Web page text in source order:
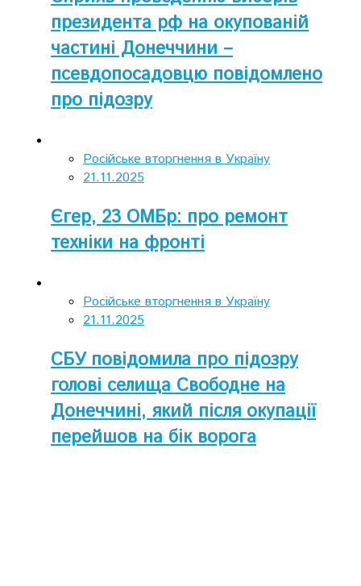
президента рф на окупованій
частині Донеччини –
псевдопосадовцю повідомлено
про підозру
Російське вторгнення в Україну
21.11.2025
Єгер, 23 ОМБр: про ремонт
техніки на фронті
Російське вторгнення в Україну
21.11.2025
СБУ повідомила про підозру
голові селища Свободне на
Донеччині, який після окупації
перейшов на бік ворога